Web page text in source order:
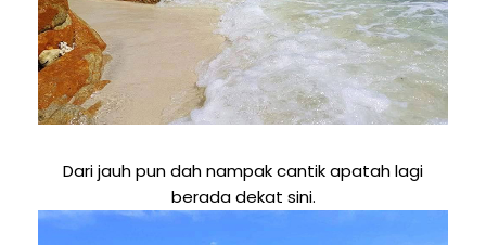
Dari jauh pun dah nampak cantik apatah lagi
berada dekat sini.